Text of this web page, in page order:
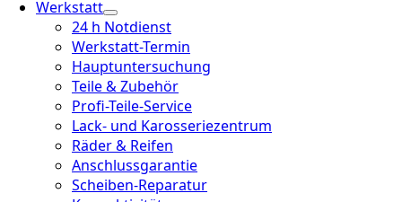
Werkstatt
24 h Notdienst
Werkstatt-Termin
Hauptuntersuchung
Teile & Zubehör
Profi-Teile-Service
Lack- und Karosseriezentrum
Räder & Reifen
Anschlussgarantie
Scheiben-Reparatur